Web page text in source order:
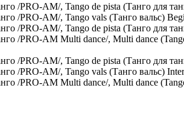
/PRO-AM/, Tango de pista (Танго для
/PRO-AM/, Tango vals (Танго вальс)
/PRO-AM/, Tango de pista (Танго для
/PRO-AM Multi dance/, Multi dance
/PRO-AM/, Tango de pista (Танго для
/PRO-AM/, Tango vals (Танго вальс)
/PRO-AM Multi dance/, Multi dance